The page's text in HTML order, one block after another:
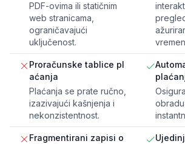
PDF-ovima ili statičnim
web stranicama,
ograničavajući
uključenost.
Proračunske tablice pl
aćanja
Plaćanja se prate ručno,
izazivajući kašnjenja i
nekonzistentnost.
Fragmentirani zapisi o